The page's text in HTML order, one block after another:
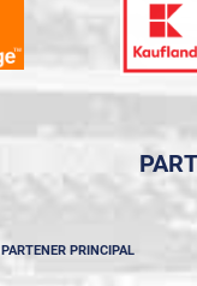
PARTENER PRINCIPAL